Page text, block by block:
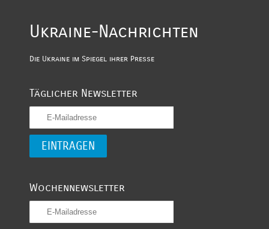
Ukraine-Nachrichten
Die Ukraine im Spiegel ihrer Presse
Täglicher Newsletter
Wochennewsletter